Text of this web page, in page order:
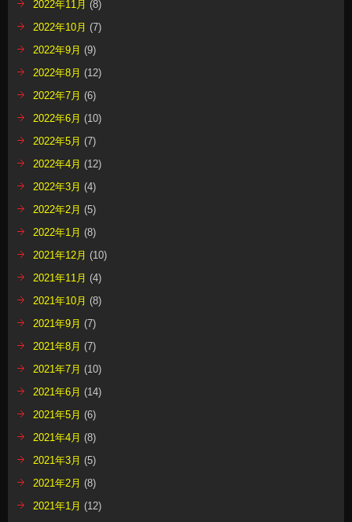
2022年11月 (8)
2022年10月 (7)
2022年9月 (9)
2022年8月 (12)
2022年7月 (6)
2022年6月 (10)
2022年5月 (7)
2022年4月 (12)
2022年3月 (4)
2022年2月 (5)
2022年1月 (8)
2021年12月 (10)
2021年11月 (4)
2021年10月 (8)
2021年9月 (7)
2021年8月 (7)
2021年7月 (10)
2021年6月 (14)
2021年5月 (6)
2021年4月 (8)
2021年3月 (5)
2021年2月 (8)
2021年1月 (12)